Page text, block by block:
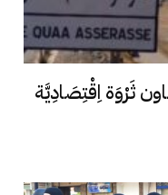
ثَرْوَة اِقْتِصَادِيَّة